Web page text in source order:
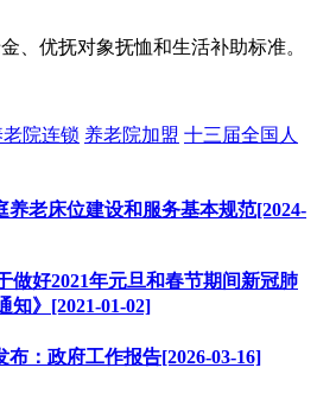
、优抚对象抚恤和生活补助标准。
老院连锁 养老院加盟 十三届全国人
养老床位建设和服务基本规范[2024-
做好2021年元旦和春节期间新冠肺
知》[2021-01-02]
布：政府工作报告[2026-03-16]